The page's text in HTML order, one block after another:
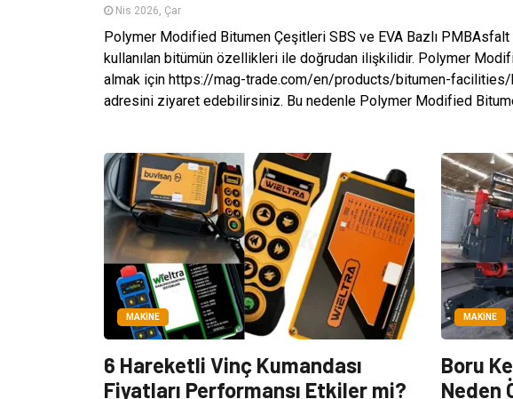
Nis 2026, Çar
Polymer Modified Bitumen Çeşitleri SBS ve EVA Bazlı PMBAsfalt
kullanılan bitümün özellikleri ile doğrudan ilişkilidir. Polymer
almak için https://mag-trade.com/en/products/bitumen-
adresini ziyaret edebilirsiniz. Bu nedenle Polymer Modified
MAKINE
6 Hareketli Vinç Kumandası
Fiyatları Performansı Etkiler mi?
MAKINE
Boru
Neden